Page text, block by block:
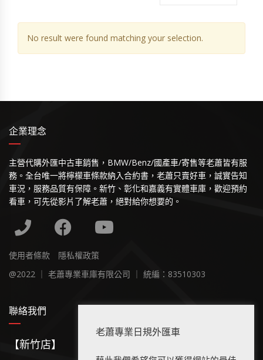
No result were found matching your selection.
企業理念
主營代購外匯中古車銷售，BMW/Benz/國產車/寄售等老蕭皆有服
務。全台唯一將檸檬車條款納入合約書，老蕭只賣好車，誠實告知
車況，服務品質有保障。新竹、彰化和嘉義有實體車庫，歡迎預約
看車，可先從影片了解老蕭，絕對給你想要的。
使用者條款
隱私權政策
@2022 ｜ 老蕭專業車庫有限公司 ｜ 統編：83510303
聯絡我們
【新竹店】
老蕭專業日規外匯車